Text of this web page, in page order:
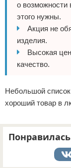
о возможности
этого нужны.
Акция не
изделия.
Высокая
качество.
Небольшой
хороший товар в